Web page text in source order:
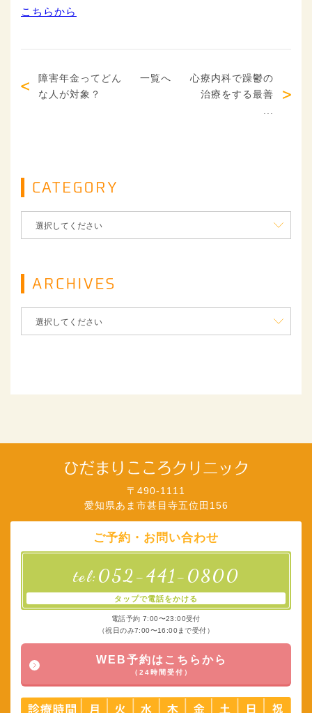
こちらから
障害年金ってどん
な人が対象？
一覧へ
心療内科で躁鬱の
治療をする最善
〒490-1111
愛知県あま市甚目寺五位田156
ご予約・お問い合わせ
tel: 052-441-0800
タップで電話をかける
電話予約 7:00〜23:00受付
（祝日のみ7:00〜16:00まで受付）
WEB予約はこちらから
（24時間受付）